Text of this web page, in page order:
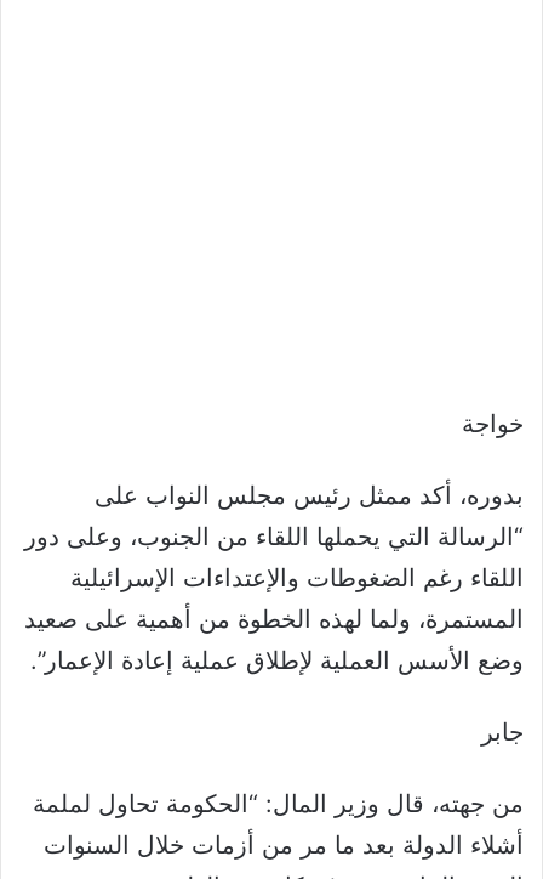
خواجة
بدوره، أكد ممثل رئيس مجلس النواب على
“الرسالة التي يحملها اللقاء من الجنوب، وعلى دور
اللقاء رغم الضغوطات والإعتداءات الإسرائيلية
المستمرة، ولما لهذه الخطوة من أهمية على صعيد
وضع الأسس العملية لإطلاق عملية إعادة الإعمار”.
جابر
من جهته، قال وزير المال: “الحكومة تحاول لملمة
أشلاء الدولة بعد ما مر من أزمات خلال السنوات